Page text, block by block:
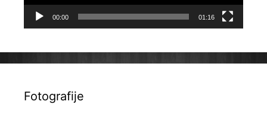
00:00 01:16
Fotografije